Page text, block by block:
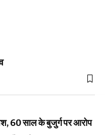
60 साल के बुजुर्ग पर आरोप